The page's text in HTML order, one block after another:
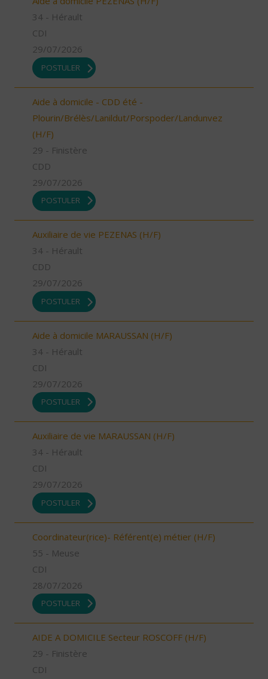
34 - Hérault
CDI
29/07/2026
POSTULER
Aide à domicile - CDD été -
Plourin/Brélès/Lanildut/Porspoder/Landunvez
(H/F)
29 - Finistère
CDD
29/07/2026
POSTULER
Auxiliaire de vie PEZENAS (H/F)
34 - Hérault
CDD
29/07/2026
POSTULER
Aide à domicile MARAUSSAN (H/F)
34 - Hérault
CDI
29/07/2026
POSTULER
Auxiliaire de vie MARAUSSAN (H/F)
34 - Hérault
CDI
29/07/2026
POSTULER
Coordinateur(rice)- Référent(e) métier (H/F)
55 - Meuse
CDI
28/07/2026
POSTULER
AIDE A DOMICILE Secteur ROSCOFF (H/F)
29 - Finistère
CDI